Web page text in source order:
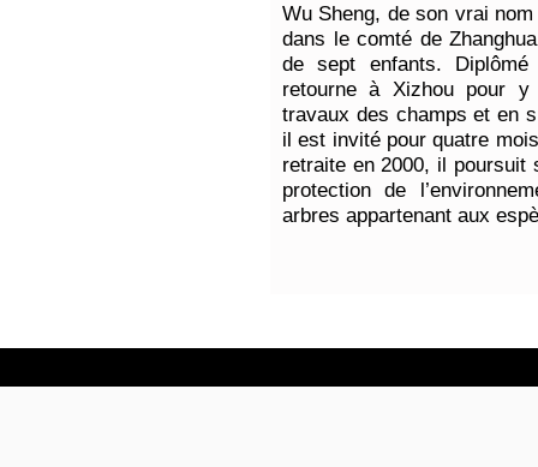
Wu Sheng, de son vrai
dans le comté de
de sept enfants. Diplômé
retourne à Xizhou pour
travaux des champs et en
il est invité pour quatre
retraite en 2000, il poursuit
protection de
arbres appartenant aux